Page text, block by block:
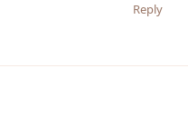
Reply